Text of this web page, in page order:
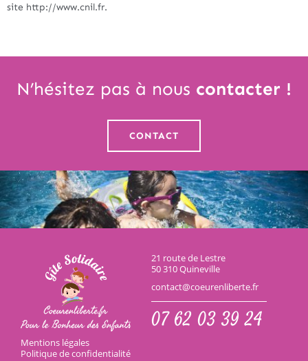
site http://www.cnil.fr.
N’hésitez pas à nous contacter !
CONTACT
21 route de Lestre
50 310 Quineville
contact@coeurenliberte.fr
07 62 03 39 24
Mentions légales
Politique de confidentialité